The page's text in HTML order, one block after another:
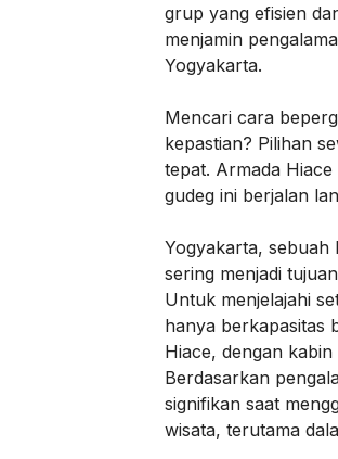
grup yang efisien
menjamin
Yogyakarta.
Mencari cara
kepastian? Pilihan
tepat. Armada
gudeg ini berjalan
Yogyakarta, sebuah
sering menjadi
Untuk menjelajahi
hanya berkapasitas
Hiace, dengan
Berdasarkan
signifikan saat
wisata, terutama